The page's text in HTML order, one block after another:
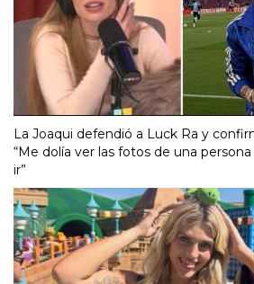
La Joaqui defendió a Luck Ra y
“Me dolía ver las fotos de una
ir”